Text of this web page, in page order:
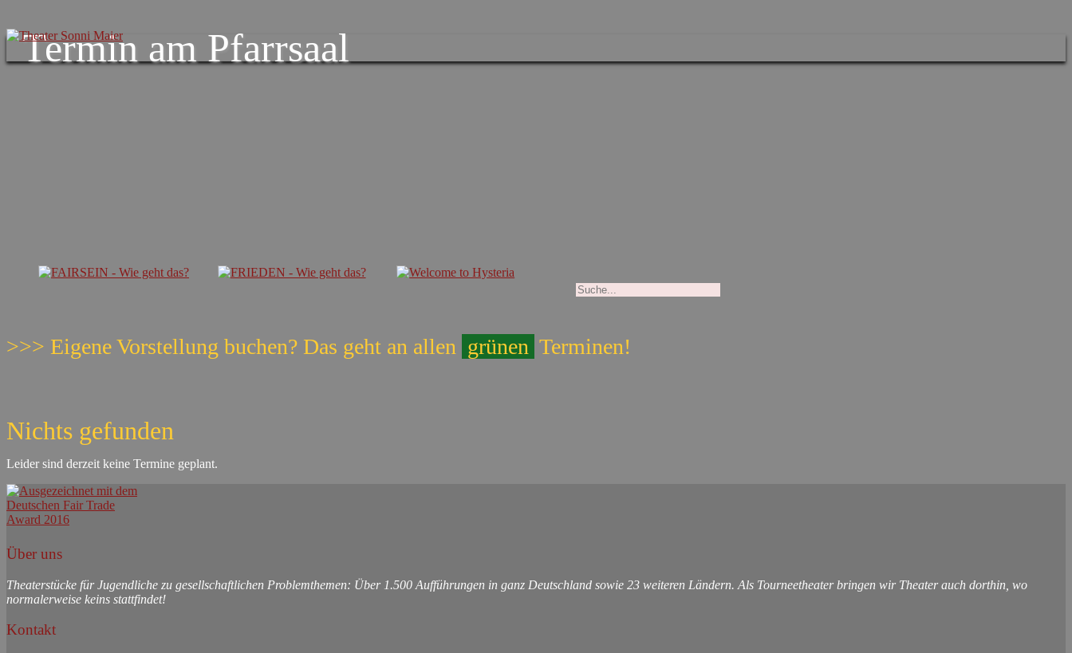
Termin am Pfarrsaal
>>> Eigene Vorstellung buchen? Das geht an allen grünen Terminen!
Nichts gefunden
Leider sind derzeit keine Termine geplant.
Über uns
Theaterstücke für Jugendliche zu gesellschaftlichen Problemthemen: Über 1.500 Aufführungen in ganz Deutschland sowie 23 weiteren Ländern. Als Tourneetheater bringen wir Theater auch dorthin, wo
normalerweise keins stattfindet!
Kontakt